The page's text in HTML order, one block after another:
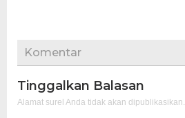
Komentar
Tinggalkan Balasan
Alamat surel Anda tidak akan dipublikasikan.